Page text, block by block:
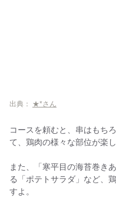
出典： ★*さん
コースを頼むと、串はもち
て、鶏肉の様々な部位が楽し
また、「寒平目の海苔巻き
る「ポテトサラダ」など、
すよ。